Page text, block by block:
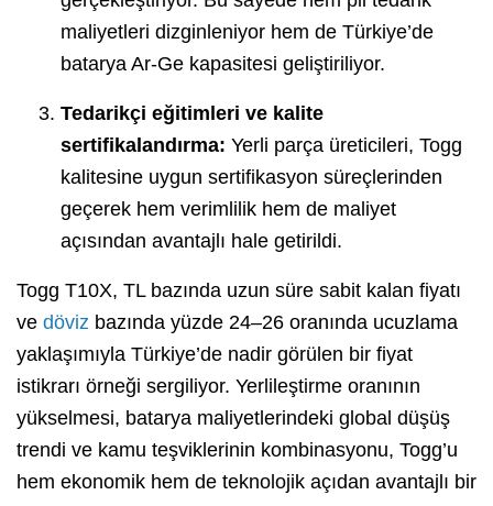
maliyetleri dizginleniyor hem de Türkiye’de
batarya Ar-Ge kapasitesi geliştiriliyor.
Tedarikçi eğitimleri ve kalite
sertifikalandırma: Yerli parça üreticileri, Togg
kalitesine uygun sertifikasyon süreçlerinden
geçerek hem verimlilik hem de maliyet
açısından avantajlı hale getirildi.
Togg T10X, TL bazında uzun süre sabit kalan fiyatı
ve döviz bazında yüzde 24–26 oranında ucuzlama
yaklaşımıyla Türkiye’de nadir görülen bir fiyat
istikrarı örneği sergiliyor. Yerlileştirme oranının
yükselmesi, batarya maliyetlerindeki global düşüş
trendi ve kamu teşviklerinin kombinasyonu, Togg’u
hem ekonomik hem de teknolojik açıdan avantajlı bir